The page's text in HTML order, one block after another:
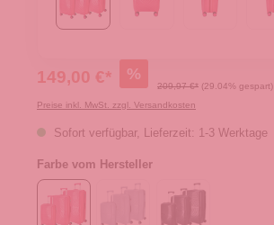
149,00 €* %
209,97 €* (29.04% gespart)
Preise inkl. MwSt. zzgl. Versandkosten
Sofort verfügbar, Lieferzeit: 1-3 Werktage
Farbe vom Hersteller